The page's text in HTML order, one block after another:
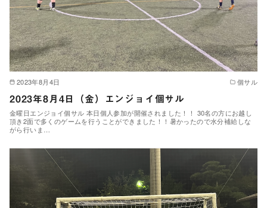
2023年8月4日
個サル
2023年8月4日（金）エンジョイ個サル
金曜日エンジョイ個サル 本日個人参加が開催されました！！ 30名の方にお越し
頂き2面で多くのゲームを行うことができました！！暑かったので水分補給しな
がら行いま…